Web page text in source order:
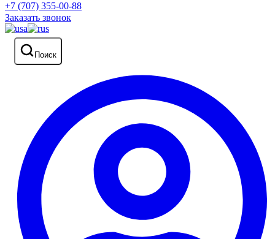
+7 (707) 355-00-88
Заказать звонок
Поиск